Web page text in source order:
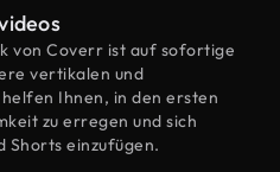
von Coverr ist auf sofortige
vertikalen und
Ihnen, in den ersten
zu erregen und sich
Shorts einzufügen.